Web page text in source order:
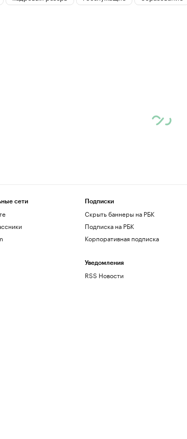
сети Подписки
Скрыть баннеры на РБК
Подписка на РБК
Корпоративная подписка
Уведомления
RSS Новости